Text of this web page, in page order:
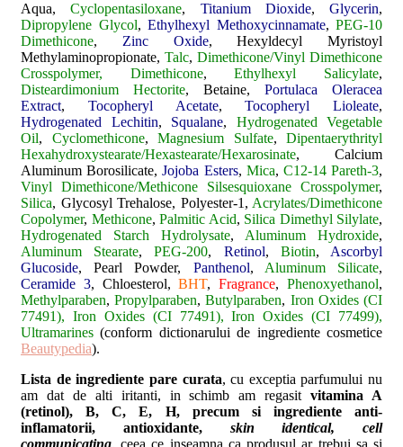
Aqua,Cyclopentasiloxane, Titanium Dioxide, Glycerin,
Dipropylene Glycol, Ethylhexyl Methoxycinnamate, PEG-10
Dimethicone, Zinc Oxide, Hexyldecyl Myristoyl
Methylaminopropionate, Talc, Dimethicone/Vinyl Dimethicone
Crosspolymer, Dimethicone,Ethylhexyl Salicylate,
Disteardimonium Hectorite, Betaine, Portulaca Oleracea
Extract, Tocopheryl Acetate,Tocopheryl Lioleate,
Hydrogenated Lechitin, Squalane, Hydrogenated Vegetable
Oil, Cyclomethicone, Magnesium Sulfate, Dipentaerythrityl
Hexahydroxystearate/Hexastearate/Hexarosinate, Calcium
Aluminum Borosilicate,Jojoba Esters, Mica, C12-14 Pareth-3,
Vinyl Dimethicone/Methicone Silsesquioxane Crosspolymer,
Silica, Glycosyl Trehalose, Polyester-1, Acrylates/Dimethicone
Copolymer, Methicone, Palmitic Acid, Silica Dimethyl Silylate,
Hydrogenated Starch Hydrolysate, Aluminum Hydroxide,
Aluminum Stearate,PEG-200, Retinol, Biotin, Ascorbyl
Glucoside, Pearl Powder, Panthenol, Aluminum Silicate,
Ceramide 3, Chloesterol,BHT,Fragrance,Phenoxyethanol,
Methylparaben,Propylparaben,Butylparaben, Iron Oxides (CI
77491), Iron Oxides (CI 77491), Iron Oxides (CI 77499),
Ultramarines (conform dictionarului de ingrediente cosmetice
Beautypedia).
Lista de ingrediente pare curata, cu exceptia parfumului nu
am dat de alti iritanti, in schimb am regasitvitamina A
(retinol), B, C, E, H, precum si ingrediente anti-
inflamatorii, antioxidante, skin identical, cell